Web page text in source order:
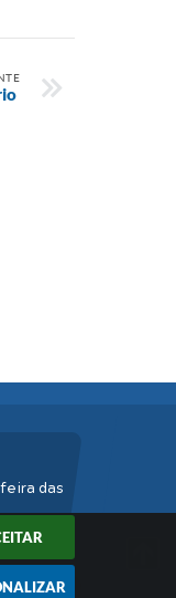
das